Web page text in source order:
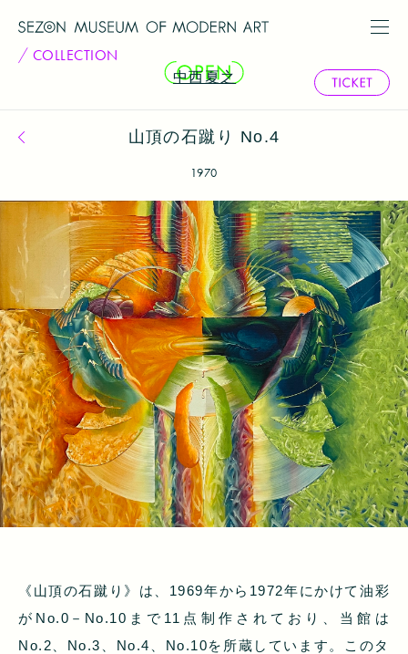
COLLECTION
中西夏之
コレクション一覧へ戻る山頂の石蹴り No.4
1970
《山頂の石蹴り》は、1969年から1972年にかけて油彩
がNo.0－No.10まで11点制作されており、当館は
No.2、No.3、No.4、No.10を所蔵しています。このタ